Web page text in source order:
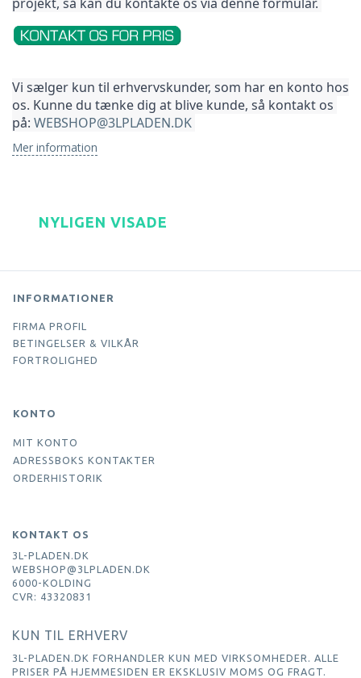
Vi sælger kun til erhvervskunder, som har en konto hos
os. Kunne du tænke dig at blive kunde, så kontakt os
på: WEBSHOP@3LPLADEN.DK
Mer information
NYLIGEN VISADE
INFORMATIONER
FIRMA PROFIL
BETINGELSER & VILKÅR
FORTROLIGHED
KONTO
MIT KONTO
ADRESSBOKS KONTAKTER
ORDERHISTORIK
KONTAKT OS
3L-PLADEN.DK
WEBSHOP@3LPLADEN.DK
6000-KOLDING
CVR: 43320831
KUN TIL ERHVERV
3L-PLADEN.DK FORHANDLER KUN MED VIRKSOMHEDER. ALLE
PRISER PÅ HJEMMESIDEN ER EKSKLUSIV MOMS OG FRAGT.